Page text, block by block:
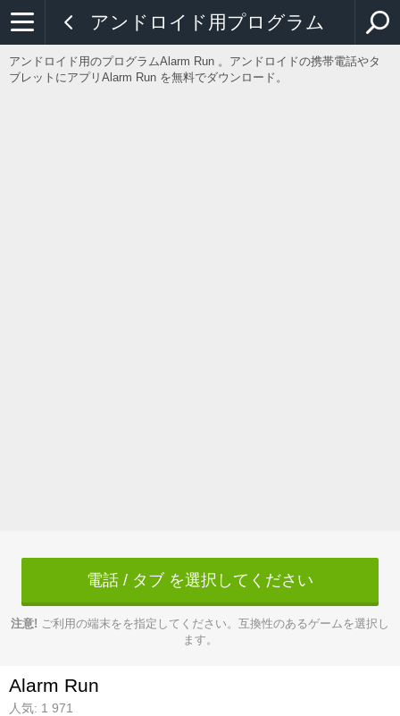
アンドロイド用プログラム
アンドロイド用のプログラムAlarm Run 。アンドロイドの携帯電話やタ
ブレットにアプリAlarm Run を無料でダウンロード。
電話 / タブ を選択してください
注意! ご利用の端末をを指定してください。互換性のあるゲームを選択し
ます。
Alarm Run
人気: 1 971